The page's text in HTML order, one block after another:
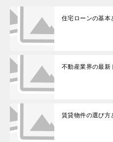
住宅ローンの基本
不動産業界の最新
賃貸物件の選び方